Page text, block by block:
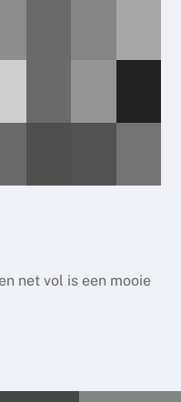
net vol is een mooie